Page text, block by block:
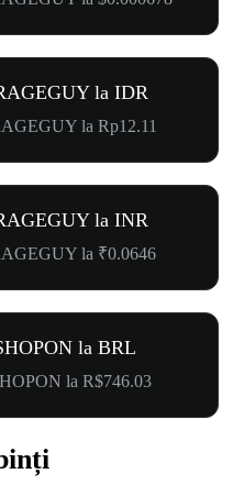
la IDR
la Rp12.11
la INR
la ₹0.0646
la BRL
la R$746.03